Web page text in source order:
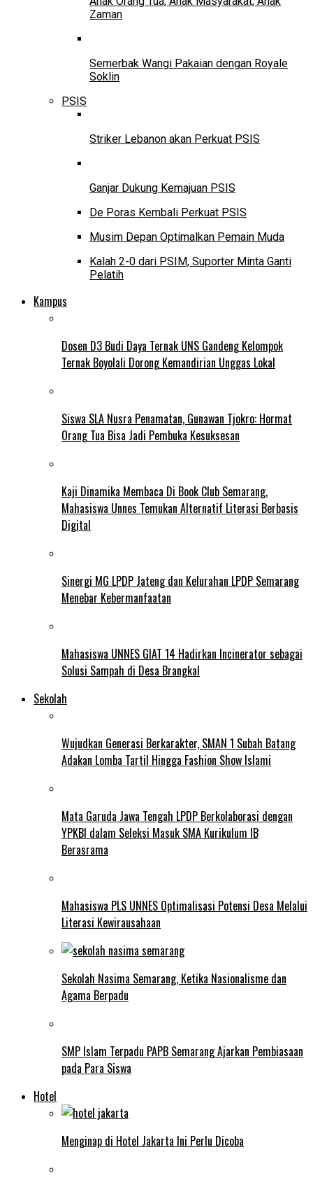
Zaman
Semerbak Wangi Pakaian dengan Royale
Soklin
PSIS
Striker Lebanon akan Perkuat PSIS
Ganjar Dukung Kemajuan PSIS
De Poras Kembali Perkuat PSIS
Musim Depan Optimalkan Pemain Muda
Kalah 2-0 dari PSIM, Suporter Minta Ganti
Pelatih
Kampus
Dosen D3 Budi Daya Ternak UNS Gandeng Kelompok
Ternak Boyolali Dorong Kemandirian Unggas Lokal
Siswa SLA Nusra Penamatan, Gunawan Tjokro: Hormat
Orang Tua Bisa Jadi Pembuka Kesuksesan
Kaji Dinamika Membaca Di Book Club Semarang,
Mahasiswa Unnes Temukan Alternatif Literasi Berbasis
Digital
Sinergi MG LPDP Jateng dan Kelurahan LPDP Semarang
Menebar Kebermanfaatan
Mahasiswa UNNES GIAT 14 Hadirkan Incinerator sebagai
Solusi Sampah di Desa Brangkal
Sekolah
Wujudkan Generasi Berkarakter, SMAN 1 Subah Batang
Adakan Lomba Tartil Hingga Fashion Show Islami
Mata Garuda Jawa Tengah LPDP Berkolaborasi dengan
YPKBI dalam Seleksi Masuk SMA Kurikulum IB
Berasrama
Mahasiswa PLS UNNES Optimalisasi Potensi Desa Melalui
Literasi Kewirausahaan
Sekolah Nasima Semarang, Ketika Nasionalisme dan
Agama Berpadu
SMP Islam Terpadu PAPB Semarang Ajarkan Pembiasaan
pada Para Siswa
Hotel
Menginap di Hotel Jakarta Ini Perlu Dicoba